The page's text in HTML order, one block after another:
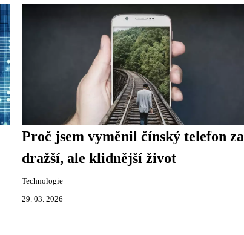
Proč jsem vyměnil čínský telefon za
dražší, ale klidnější život
Technologie
29. 03. 2026